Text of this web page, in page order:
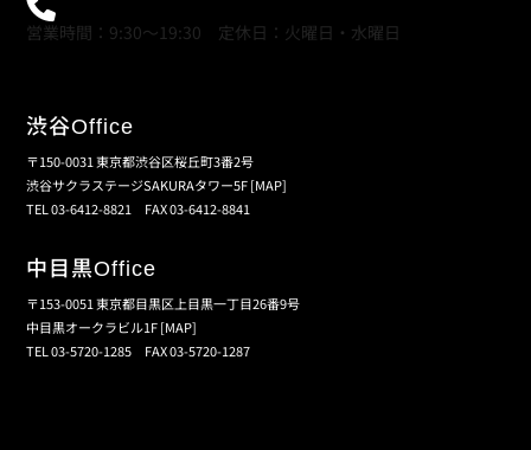
営業時間：9:30～19:30 定休日：火曜日・水曜日
渋谷Office
〒150-0031 東京都渋谷区桜丘町3番2号
渋谷サクラステージSAKURAタワー5F[MAP]
TEL 03-6412-8821 FAX 03-6412-8841
中目黒Office
〒153-0051 東京都目黒区上目黒一丁目26番9号
中目黒オークラビル1F[MAP]
TEL 03-5720-1285 FAX 03-5720-1287